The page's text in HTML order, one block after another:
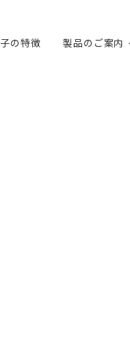
の特徴 製品のご案内